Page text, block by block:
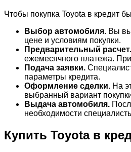
Чтобы покупка Toyota в кредит
Выбор автомобиля. Вы
цене и условиям покупки.
Предварительный расчет.
ежемесячного платежа.
Подача заявки.
параметры кредита.
Оформление сделки. На
выбранный вариант
Выдача автомобиля.
необходимости
Купить Toyota в